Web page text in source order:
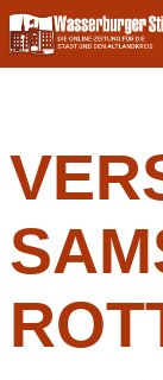
Skip
to
content